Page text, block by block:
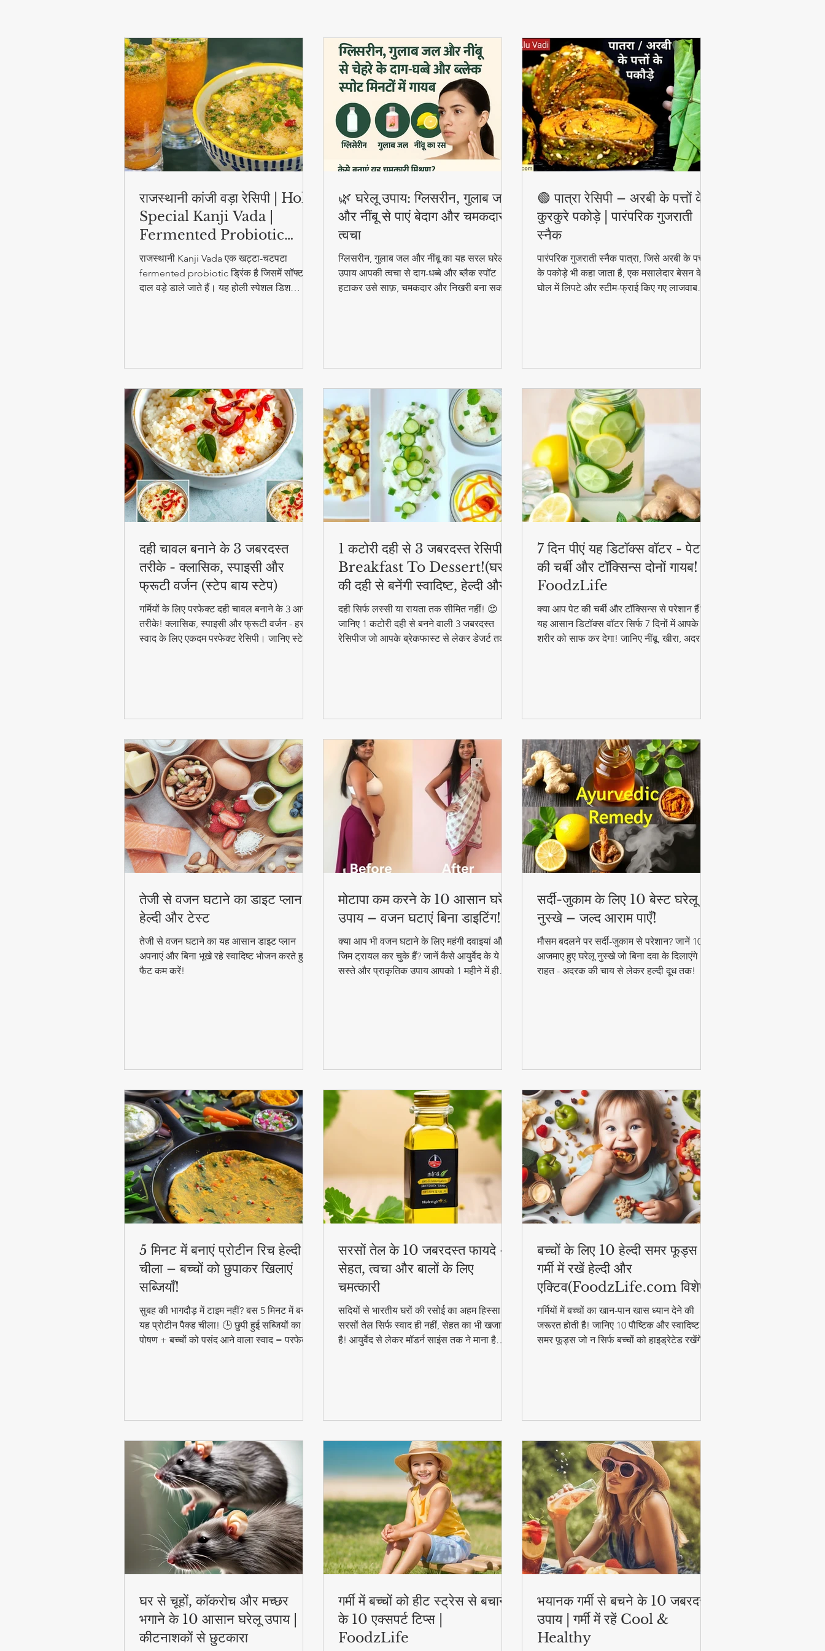
View More
राजस्थानी कांजी वड़ा रेसिपी | Holi
Special Kanji Vada |
Fermented Probiotic
Drink
राजस्थानी Kanji Vada एक खट्टा-चटपटा
fermented probiotic ड्रिंक है जिसमें सॉफ्ट
दाल वड़े डाले जाते हैं। यह होली स्पेशल डिश
🌿 घरेलू उपाय: ग्लिसरीन, गुलाब जल
और नींबू से पाएं बेदाग और चमकदार
त्वचा
ग्लिसरीन, गुलाब जल और नींबू का यह सरल घरेलू
उपाय आपकी त्वचा से दाग-धब्बे और ब्लैक स्पॉट
हटाकर उसे साफ़, चमकदार और निखरी बना सकता
🟢 पात्रा रेसिपी – अरबी के पत्तों के
कुरकुरे पकोड़े | पारंपरिक गुजराती
स्नैक
पारंपरिक गुजराती स्नैक पात्रा, जिसे अरबी के पत्तों
के पकोड़े भी कहा जाता है, एक मसालेदार बेसन के
घोल में लिपटे और स्टीम-फ्राई किए गए लाजवाब
दही चावल बनाने के 3 जबरदस्त
तरीके - क्लासिक, स्पाइसी और
फ्रूटी वर्जन (स्टेप बाय स्टेप)
गर्मियों के लिए परफेक्ट दही चावल बनाने के 3 आसान
तरीके! क्लासिक, स्पाइसी और फ्रूटी वर्जन - हर
स्वाद के लिए एकदम परफेक्ट रेसिपी। जानिए स्टेप
1 कटोरी दही से 3 जबरदस्त रेसिपी –
Breakfast To Dessert!(घर
की दही से बनेंगी स्वादिष्ट, हेल्दी और
आसान डिशेज)
दही सिर्फ लस्सी या रायता तक सीमित नहीं! 😍
जानिए 1 कटोरी दही से बनने वाली 3 जबरदस्त
रेसिपीज जो आपके ब्रेकफास्ट से लेकर डेजर्ट तक
7 दिन पीएं यह डिटॉक्स वॉटर - पेट
की चर्बी और टॉक्सिन्स दोनों गायब! |
FoodzLife
क्या आप पेट की चर्बी और टॉक्सिन्स से परेशान हैं?
यह आसान डिटॉक्स वॉटर सिर्फ 7 दिनों में आपके
शरीर को साफ कर देगा! जानिए नींबू, खीरा, अदरक
तेजी से वजन घटाने का डाइट प्लान –
हेल्दी और टेस्ट
तेजी से वजन घटाने का यह आसान डाइट प्लान
अपनाएं और बिना भूखे रहे स्वादिष्ट भोजन करते हुए
फैट कम करें!
मोटापा कम करने के 10 आसान घरेलू
उपाय – वजन घटाएं बिना डाइटिंग!
क्या आप भी वजन घटाने के लिए महंगी दवाइयां और
जिम ट्रायल कर चुके हैं? जानें कैसे आयुर्वेद के ये
सस्ते और प्राकृतिक उपाय आपको 1 महीने में ही
सर्दी-जुकाम के लिए 10 बेस्ट घरेलू
नुस्खे – जल्द आराम पाएँ!
मौसम बदलने पर सर्दी-जुकाम से परेशान? जानें 10
आजमाए हुए घरेलू नुस्खे जो बिना दवा के दिलाएंगे
राहत - अदरक की चाय से लेकर हल्दी दूध तक!
5 मिनट में बनाएं प्रोटीन रिच हेल्दी
चीला – बच्चों को छुपाकर खिलाएं
सब्जियाँ!
सुबह की भागदौड़ में टाइम नहीं? बस 5 मिनट में बनाएं
यह प्रोटीन पैक्ड चीला! 🕒 छुपी हुई सब्जियों का
पोषण + बच्चों को पसंद आने वाला स्वाद = परफेक्ट
सरसों तेल के 10 जबरदस्त फायदे -
सेहत, त्वचा और बालों के लिए
चमत्कारी
सदियों से भारतीय घरों की रसोई का अहम हिस्सा रहा
सरसों तेल सिर्फ स्वाद ही नहीं, सेहत का भी खजाना
है! आयुर्वेद से लेकर मॉडर्न साइंस तक ने माना है
बच्चों के लिए 10 हेल्दी समर फूड्स |
गर्मी में रखें हेल्दी और
एक्टिव(FoodzLife.com विशेष)
गर्मियों में बच्चों का खान-पान खास ध्यान देने की
जरूरत होती है! जानिए 10 पौष्टिक और स्वादिष्ट
समर फूड्स जो न सिर्फ बच्चों को हाइड्रेटेड रखेंगे,
घर से चूहों, कॉकरोच और मच्छर
भगाने के 10 आसान घरेलू उपाय |
कीटनाशकों से छुटकारा
गर्मी में बच्चों को हीट स्ट्रेस से बचाने
के 10 एक्सपर्ट टिप्स |
FoodzLife
भयानक गर्मी से बचने के 10 जबरदस्त
उपाय | गर्मी में रहें Cool &
Healthy